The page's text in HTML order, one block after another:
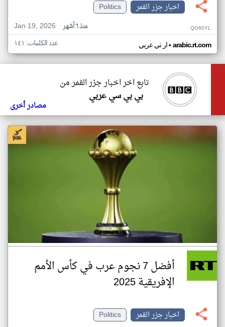
اخبار جزر القمر
Politics
Jan 19, 2026
منذ ٦ أشهر QG60YL
ار تي عربي• arabic.rt.com عدد الكلمات: ١٤١
تابع اخر اخبار جزر القمر من
بي بي سي عربي
مصادر أخرى
أفضل 7 نجوم عرب في كأس الأمم
الإفريقية 2025
اخبار جزر القمر
Politics